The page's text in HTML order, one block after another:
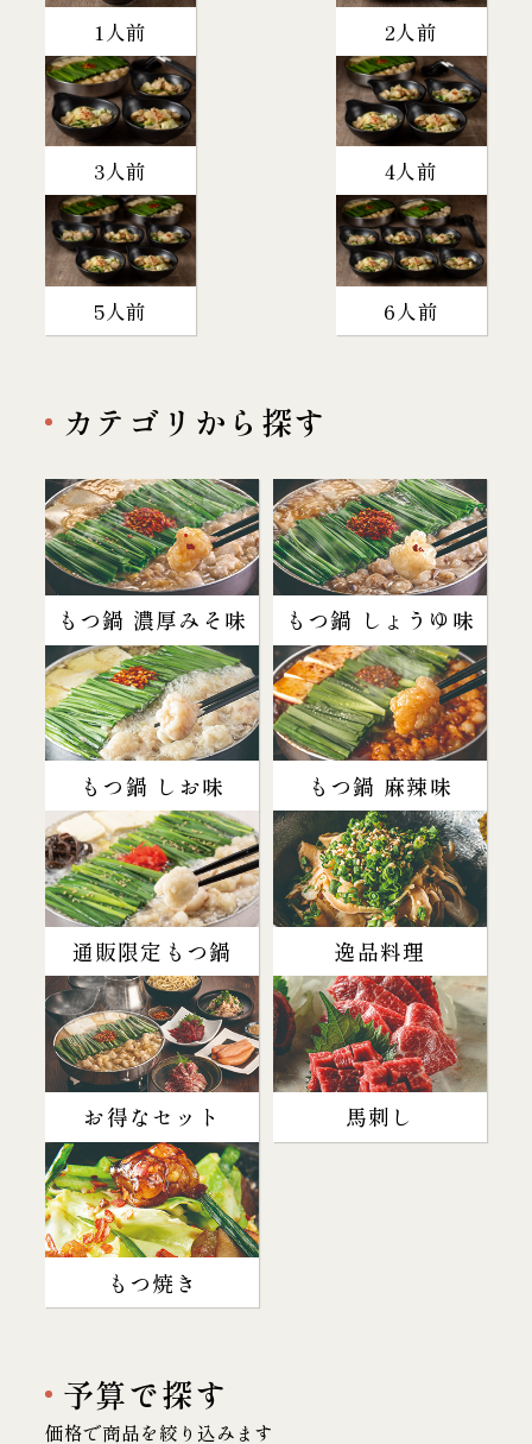
1人前 2人前
3人前 4人前
5人前 6人前
カテゴリから探す
もつ鍋 濃厚みそ味 もつ鍋 しょうゆ味
もつ鍋 しお味 もつ鍋 麻辣味
通販限定もつ鍋 逸品料理
お得なセット 馬刺し
もつ焼き
予算で探す
価格で商品を絞り込みます